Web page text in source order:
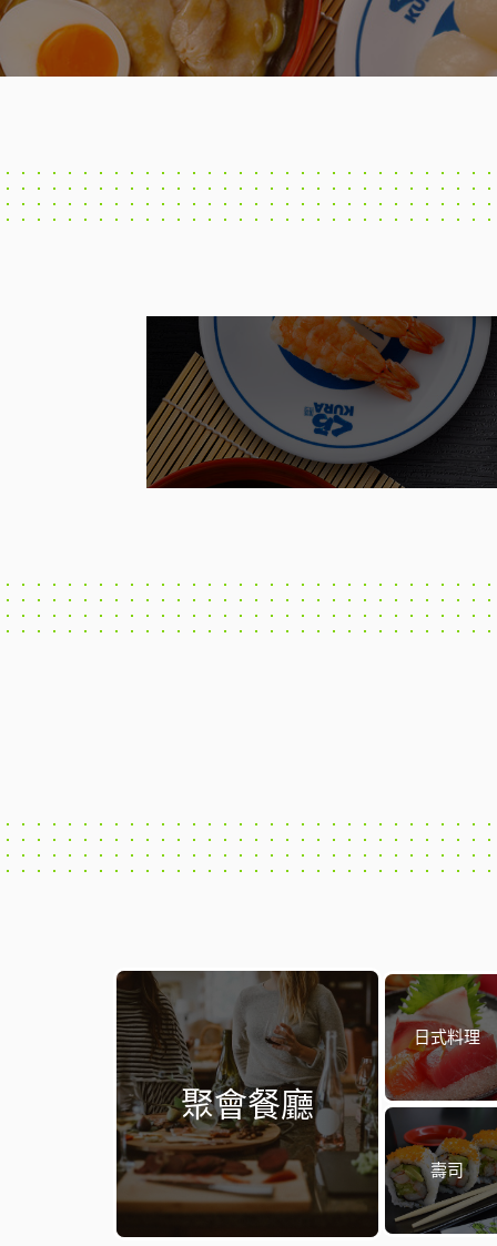
聚會餐廳
日式料理
壽司